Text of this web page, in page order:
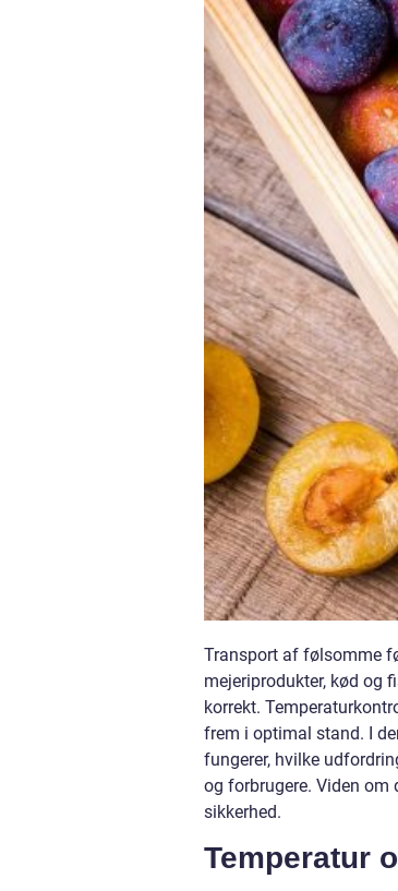
Transport af følsomme
mejeriprodukter, kød og
korrekt.
frem i optimal stand. I
fungerer, hvilke
og forbrugere. Viden
sikkerhed.
Temperatur